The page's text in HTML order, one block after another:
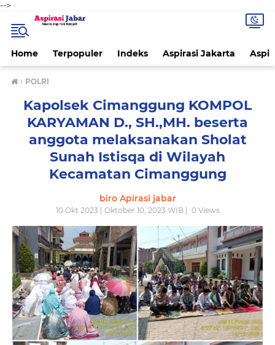
-->
Home Terpopuler Indeks Aspirasi Jakarta
› POLRI
Kapolsek Cimanggung KOMPOL
KARYAMAN D., SH.,MH. beserta
anggota melaksanakan Sholat
Sunah Istisqa di Wilayah
Kecamatan Cimanggung
biro Apirasi jabar
10 Okt 2023 | Oktober 10, 2023 WIB | 0Views